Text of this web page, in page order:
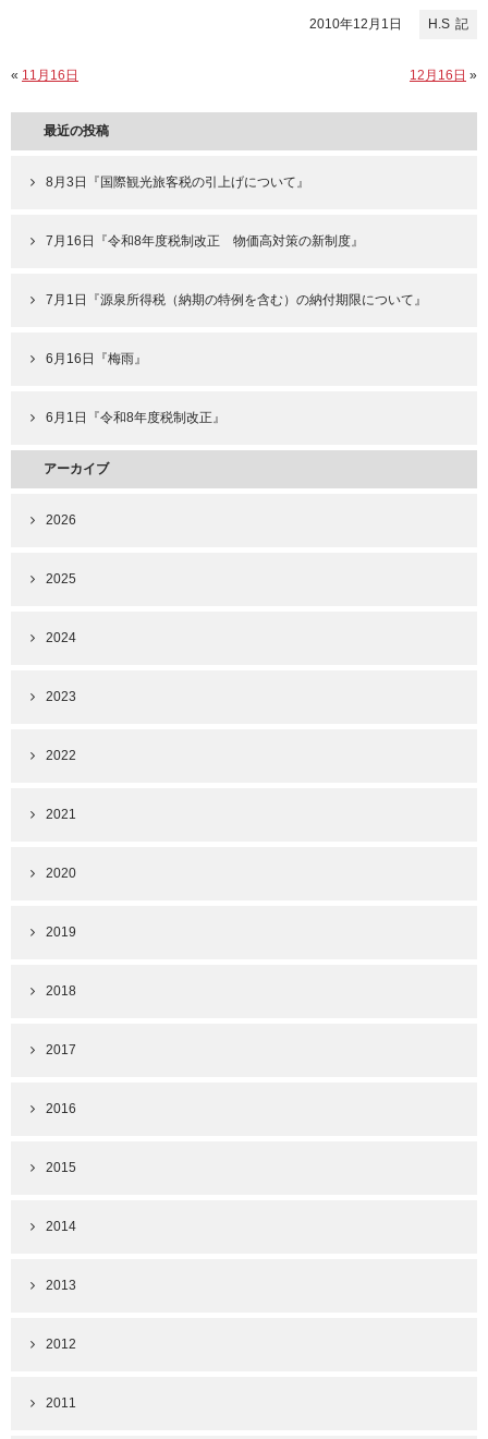
H.S
2010年12月1日
« 11月16日 12月16日 »
最近の投稿
8月3日『国際観光旅客税の引上げについて』
7月16日『令和8年度税制改正 物価高対策の新制度』
7月1日『源泉所得税（納期の特例を含む）の納付期限について』
6月16日『梅雨』
6月1日『令和8年度税制改正』
アーカイブ
2026
2025
2024
2023
2022
2021
2020
2019
2018
2017
2016
2015
2014
2013
2012
2011